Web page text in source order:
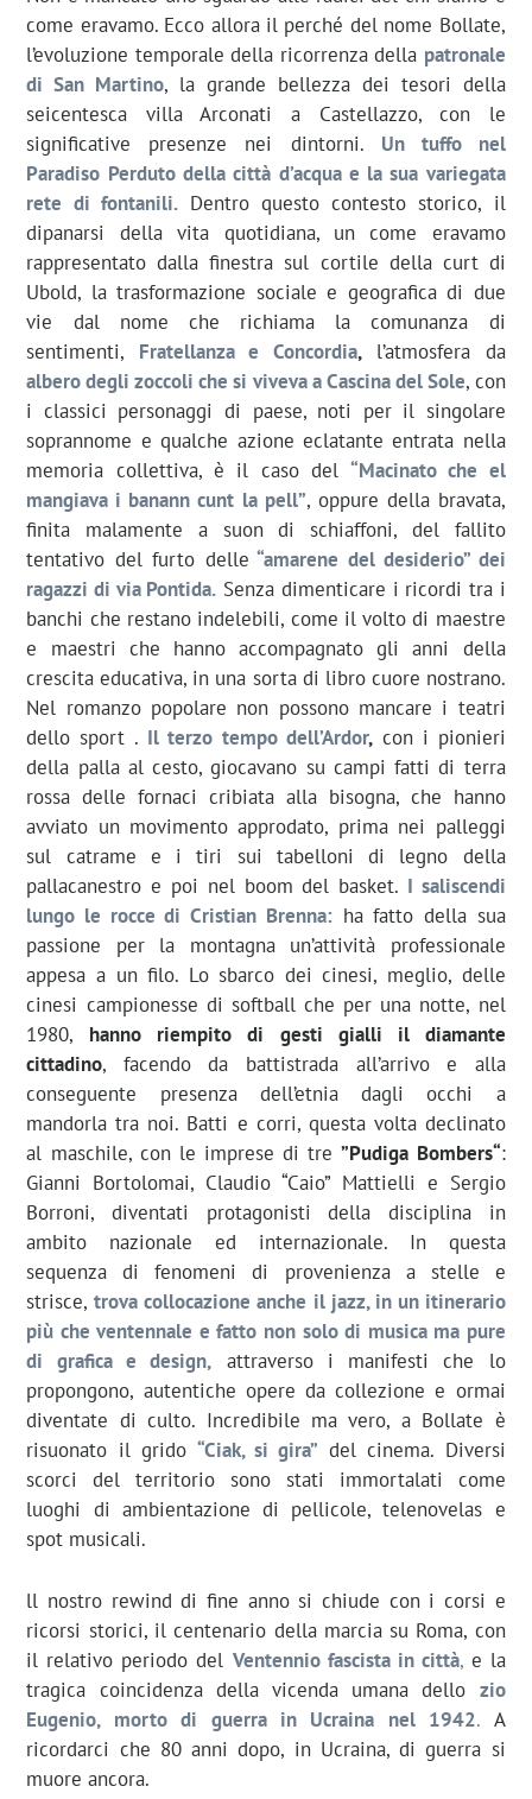
come eravamo. Ecco allora il perché del nome Bollate,
l’evoluzione temporale della ricorrenza della patronale
di San Martino, la grande bellezza dei tesori della
seicentesca villa Arconati a Castellazzo, con le
significative presenze nei dintorni. Un tuffo nel
Paradiso Perduto della città d’acqua e la sua variegata
rete di fontanili.Dentro questo contesto storico, il
dipanarsi della vita quotidiana, un come eravamo
rappresentato dalla finestra sul cortile della curt di
Ubold, la trasformazione sociale e geografica di due
vie dal nome che richiama la comunanza di
sentimenti, Fratellanza e Concordia,l’atmosfera da
albero degli zoccoli che si viveva a Cascina del Sole, con
i classici personaggi di paese, noti per il singolare
soprannome e qualche azione eclatante entrata nella
memoria collettiva, è il caso del“Macinato che el
mangiava i banann cunt la pell”, oppure della bravata,
finita malamente a suon di schiaffoni, del fallito
tentativo del furto delle “amarene del desiderio” dei
ragazzi di via Pontida. Senza dimenticare i ricordi tra i
banchi che restano indelebili, come il volto di maestre
e maestri che hanno accompagnato gli anni della
crescita educativa, in una sorta di libro cuore nostrano.
Nel romanzo popolare non possono mancare i teatri
dello sport . Il terzo tempo dell’Ardor,con i pionieri
della palla al cesto, giocavano su campi fatti di terra
rossa delle fornaci cribiata alla bisogna, che hanno
avviato un movimento approdato, prima nei palleggi
sul catrame e i tiri sui tabelloni di legno della
pallacanestro e poi nel boom del basket. I saliscendi
lungo le rocce di Cristian Brenna: ha fatto della sua
passione per la montagna un’attività professionale
appesa a un filo. Lo sbarco dei cinesi, meglio, delle
cinesi campionesse di softball che per una notte, nel
1980, hanno riempito di gesti gialli il diamante
cittadino, facendo da battistrada all’arrivo e alla
conseguente presenza dell’etnia dagli occhi a
mandorla tra noi. Batti e corri, questa volta declinato
al maschile, con le imprese di tre”Pudiga Bombers“:
Gianni Bortolomai, Claudio “Caio” Mattielli e Sergio
Borroni, diventati protagonisti della disciplina in
ambito nazionale ed internazionale. In questa
sequenza di fenomeni di provenienza a stelle e
strisce,trova collocazione anche il jazz, in un itinerario
più che ventennale e fatto non solo di musica ma pure
di grafica e design, attraverso i manifesti che lo
propongono, autentiche opere da collezione e ormai
diventate di culto. Incredibile ma vero, a Bollate è
risuonato il grido “Ciak, si gira” del cinema. Diversi
scorci del territorio sono stati immortalati come
luoghi di ambientazione di pellicole, telenovelas e
spot musicali.
ll nostro rewind di fine anno si chiude con i corsi e
ricorsi storici, il centenario della marcia su Roma, con
il relativo periodo del Ventennio fascista in città,e la
tragica coincidenza della vicenda umana dello zio
Eugenio, morto di guerra in Ucraina nel 1942. A
ricordarci che 80 anni dopo, in Ucraina, di guerra si
muore ancora.